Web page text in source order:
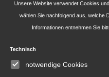
Unsere Website verwendet Cookies
wählen Sie nachfolgend aus, welche
Informationen entnehmen Sie
Technisch
notwendige Cookies